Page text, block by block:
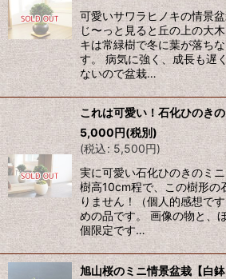
可愛いサワラヒノキの情景
じ〜っと見ると丘の上の大
キは常緑樹で冬に葉が落ち
す。 病気に強く、成長も遅
ないので盆栽…
これは可愛い！石化ひのき
5,000円(税別)
(税込: 5,500円)
実に可愛い石化ひのきのミ
樹高10cm程で、この樹形の
りません！（個人的感想で
めの品です。 画像の物と、
個限定です…
旭山桜のミニ情景盆栽【白